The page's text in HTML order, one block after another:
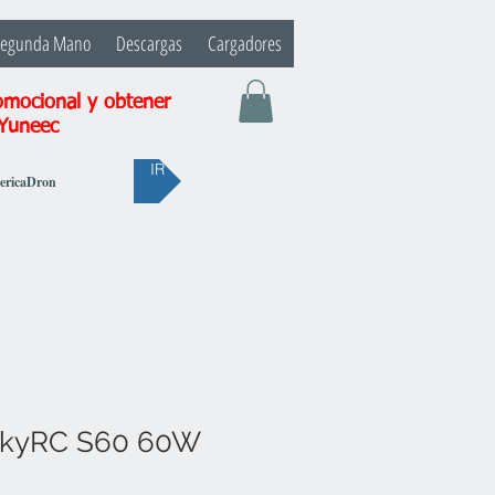
Mano Descargas Cargadores
y obtener
IR
S60 60W